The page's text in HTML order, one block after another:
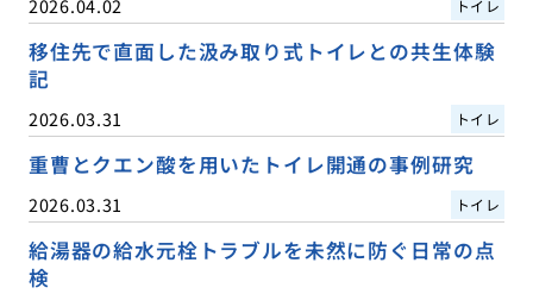
2026.04.02 トイレ
移住先で直面した汲み取り式トイレとの共生体験
記
2026.03.31 トイレ
重曹とクエン酸を用いたトイレ開通の事例研究
2026.03.31 トイレ
給湯器の給水元栓トラブルを未然に防ぐ日常の点
検